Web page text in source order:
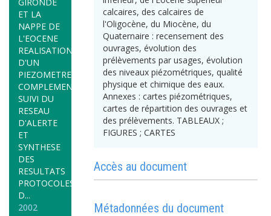
ET LA
NAPPE DE
L'EOCENE
REALISATION
D'UN
PIEZOMETRE
COMPLEMENTAIRE
SUIVI DU
RESEAU
D'ALERTE
ET
SYNTHESE
DES
RESULTATS
PROTOCOLES
D...
2002
calcaires, des calcaires de
l'Oligocène, du Miocène, du
Quaternaire : recensement des
ouvrages, évolution des
prélèvements par usages, évolution
des niveaux piézométriques, qualité
physique et chimique des eaux.
Annexes : cartes piézométriques,
cartes de répartition des ouvrages et
des prélèvements. TABLEAUX ;
FIGURES ; CARTES
Accès au document
Métadonnées du document